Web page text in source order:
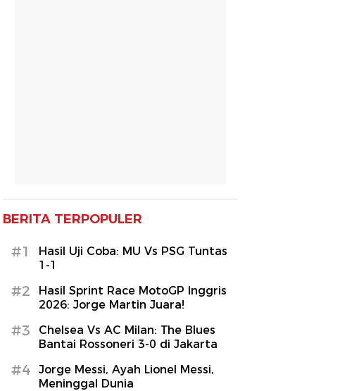
BERITA TERPOPULER
#1
Hasil Uji Coba: MU Vs PSG Tuntas
1-1
#2
Hasil Sprint Race MotoGP Inggris
2026: Jorge Martin Juara!
#3
Chelsea Vs AC Milan: The Blues
Bantai Rossoneri 3-0 di Jakarta
#4
Jorge Messi, Ayah Lionel Messi,
Meninggal Dunia